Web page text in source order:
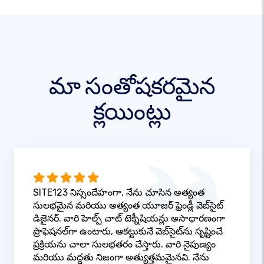
మా సంతోషకరమైన
క్లయింట్లు
SITE123 నిస్సందేహంగా, నేను చూసిన అత్యంత
సులభమైన మరియు అత్యంత యూజర్ ఫ్రెండ్లీ వెబ్‌సైట్
డిజైనర్. వారి హెల్ప్ చాట్ టెక్నీషియన్లు అసాధారణంగా
ప్రొఫెషనల్‌గా ఉంటారు, ఆకట్టుకునే వెబ్‌సైట్‌ను సృష్టించే
ప్రక్రియను చాలా సులభతరం చేస్తారు. వారి నైపుణ్యం
మరియు మద్దతు నిజంగా అత్యుత్తమమైనవి. నేను